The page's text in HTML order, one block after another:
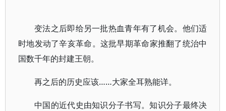
变法之后即给另一批热血青年有了机会。他们适
时地发动了辛亥革命。这批早期革命家推翻了统治中
国数千年的封建王朝。
再之后的历史应该……大家全耳熟能详。
中国的近代史由知识分子书写。知识分子最终决